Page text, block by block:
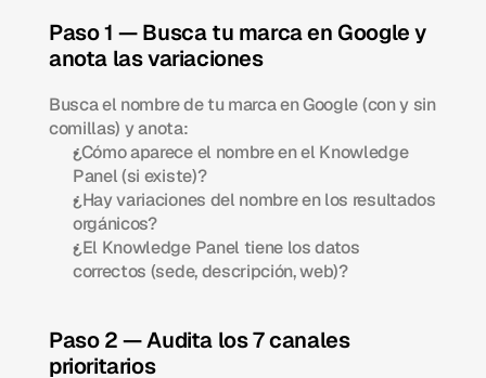
Paso 1 — Busca tu marca en Google y
anota las variaciones
Busca el nombre de tu marca en Google (con y sin
comillas) y anota:
¿Cómo aparece el nombre en el Knowledge
Panel (si existe)?
¿Hay variaciones del nombre en los resultados
orgánicos?
¿El Knowledge Panel tiene los datos
correctos (sede, descripción, web)?
Paso 2 — Audita los 7 canales
prioritarios